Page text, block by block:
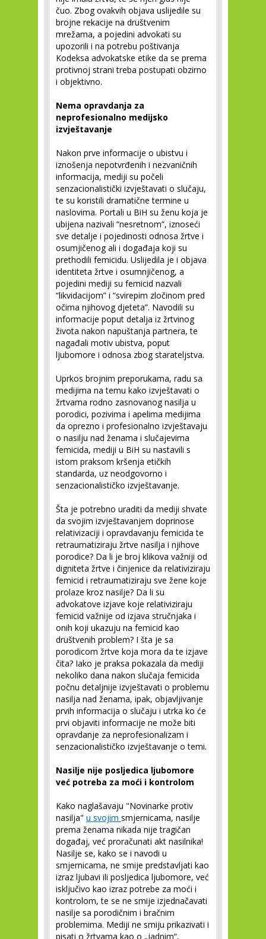
čuo. Zbog ovakvih objava uslijedile su
brojne rekacije na društvenim
mrežama, a pojedini advokati su
upozorili i na potrebu poštivanja
Kodeksa advokatske etike da se prema
protivnoj strani treba postupati obzirno
i objektivno.
Nema opravdanja za
neprofesionalno medijsko
izvještavanje
Nakon prve informacije o ubistvu i
iznošenja nepotvrđenih i nezvaničnih
informacija, mediji su počeli
senzacionalistički izvještavati o slučaju,
te su koristili dramatične termine u
naslovima. Portali u BiH su ženu koja je
ubijena nazivali “nesretnom”, iznoseći
sve detalje i pojedinosti odnosa žrtve i
osumjičenog ali i događaja koji su
prethodili femicidu. Uslijedila je i objava
identiteta žrtve i osumnjičenog, a
pojedini mediji su femicid nazvali
“likvidacijom” i “svirepim zločinom pred
očima njihovog djeteta”. Navodili su
informacije poput detalja iz žrtvinog
života nakon napuštanja partnera, te
nagađali motiv ubistva, poput
ljubomore i odnosa zbog starateljstva.
Uprkos brojnim preporukama, radu sa
medijima na temu kako izvještavati o
žrtvama rodno zasnovanog nasilja u
porodici, pozivima i apelima medijima
da oprezno i profesionalno izvještavaju
o nasilju nad ženama i slučajevima
femicida, mediji u BiH su nastavili s
istom praksom kršenja etičkih
standarda, uz neodgovorno i
senzacionalističko izvještavanje.
Šta je potrebno uraditi da mediji shvate
da svojim izvještavanjem doprinose
relativizaciji i opravdavanju femicida te
retraumatiziraju žrtve nasilja i njihove
porodice? Da li je broj klikova važniji od
digniteta žrtve i činjenice da relativiziraju
femicid i retraumatiziraju sve žene koje
prolaze kroz nasilje? Da li su
advokatove izjave koje relativiziraju
femicid važnije od izjava stručnjaka i
onih koji ukazuju na femicid kao
društvenih problem? I šta je sa
porodicom žrtve koja mora da te izjave
čita? Iako je praksa pokazala da mediji
nekoliko dana nakon slučaja femicida
počnu detaljnije izvještavati o problemu
nasilja nad ženama, ipak, objavljivanje
prvih informacija o slučaju i utrka ko će
prvi objaviti informacije ne može biti
opravdanje za neprofesionalizam i
senzacionalističko izvještavanje o temi.
Nasilje nije posljedica ljubomore
već potreba za moći i kontrolom
Kako naglašavaju "Novinarke protiv
nasilja" u svojim smjernicama, nasilje
prema ženama nikada nije tragičan
događaj, već proračunati akt nasilnika!
Nasilje se, kako se i navodi u
smjernicama, ne smije predstavljati kao
izraz ljubavi ili posljedica ljubomore, već
isključivo kao izraz potrebe za moći i
kontrolom, te se ne smije izjednačavati
nasilje sa porodičnim i bračnim
problemima. Mediji ne smiju prikazivati i
pisati o žrtvama kao o „jadnim“,